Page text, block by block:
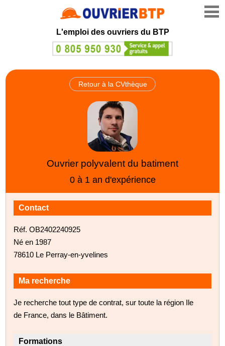
L'emploi des ouvriers du BTP
Retour à la CVthèque
Ouvrier polyvalent du batiment
0 à 1 an d'expérience
Contact
Réf. OB2402240925
Né en 1987
78610 Le Perray-en-yvelines
Ma recherche
Je recherche tout type de contrat, sur toute la région Ile
de France, dans le Bâtiment.
Formations